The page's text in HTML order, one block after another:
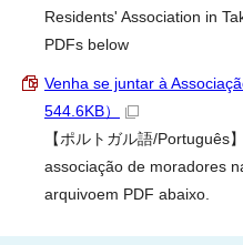
Residents' Association in
PDFs below
Venha se juntar à
544.6KB）
【ポルトガル語/Português
associação de moradores
arquivoem PDF abaixo.